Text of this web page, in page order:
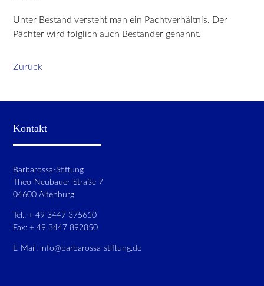
Unter Bestand versteht man ein Pachtverhältnis. Der
Pächter wird folglich auch Beständer genannt.
Zurück
Kontakt
Barbarossa-Stiftung
Theo-Neubauer-Straße 7
04600 Altenburg
Tel.: + 49 3447 375610
Fax: + 49 3447 892850
E-Mail: info@barbarossa-stiftung.de